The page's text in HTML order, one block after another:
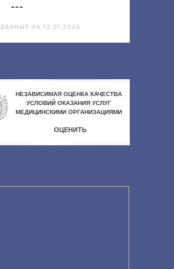
---
ДАННЫЕ НА 12.01.2026